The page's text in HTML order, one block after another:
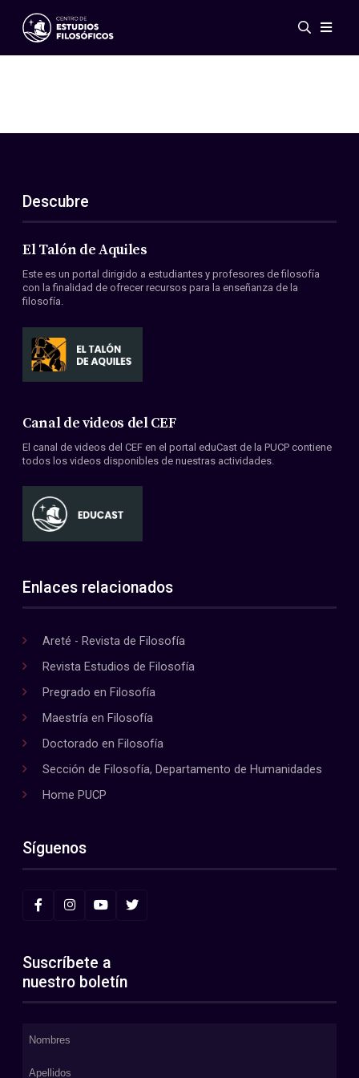
Eventos
ES
EN
Acerca de nosotros
Miembros
Convenios
Descubre
El Talón de Aquiles
Este es un portal dirigido a estudiantes y profesores de filosofía
con la finalidad de ofrecer recursos para la enseñanza de la
filosofía.
Canal de videos del CEF
El canal de videos del CEF en el portal eduCast de la PUCP contiene
todos los videos disponibles de nuestras actividades.
Enlaces relacionados
Areté - Revista de Filosofía
Revista Estudios de Filosofía
Pregrado en Filosofía
Maestría en Filosofía
Doctorado en Filosofía
Sección de Filosofía, Departamento de Humanidades
Home PUCP
Síguenos
Suscríbete a
nuestro boletín